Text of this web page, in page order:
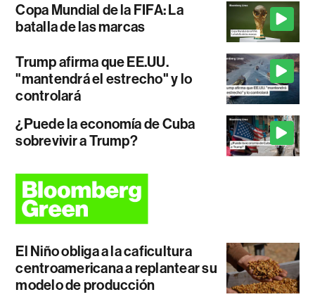
Copa Mundial de la FIFA: La
batalla de las marcas
Trump afirma que EE.UU.
"mantendrá el estrecho" y lo
controlará
¿Puede la economía de Cuba
sobrevivir a Trump?
El Niño obliga a la caficultura
centroamericana a replantear su
modelo de producción